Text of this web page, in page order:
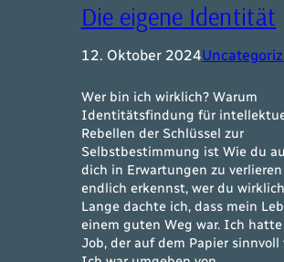
Die eigene Identität
12. Oktober 2024
Wer bin ich wirklich? Warum
Identitätsfindung für
Rebellen der Schlüssel zur
Selbstbestimmung ist Wie du
dich in Erwartungen zu
endlich erkennst, wer du
Lange dachte ich, dass mein
einem guten Weg war. Ich
Job, der auf dem Papier sinnvoll